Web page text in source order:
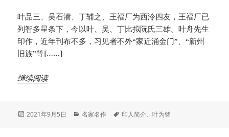
叶品三、吴石潜、丁辅之、王福厂为西泠四友，王福厂已
列智多星条下，今以叶、吴、丁比拟阮氏三雄。叶舟先生
印作，近年刊布不多，习见者不外“家近涌金门”、“新州
旧族”等[……]
继续阅读
发
2021年9月5日
分
名家名作
标
印人简介、叶为铭